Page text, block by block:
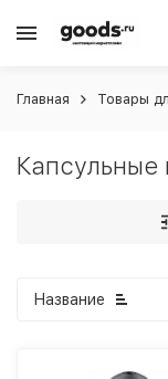
Главная Товары
Название